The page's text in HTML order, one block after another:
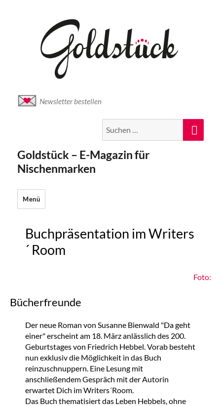
Newsletter bestellen
nach:
Goldstück – E-Magazin für
Nischenmarken
Menü
Buchpräsentation im Writers
´ Room
Foto:
Bücherfreunde
Der neue Roman von Susanne Bienwald "Da geht
einer" erscheint am 18. März anlässlich des 200.
Geburtstages von Friedrich Hebbel. Vorab besteht
nun exklusiv die Möglichkeit in das Buch
reinzuschnuppern. Eine Lesung mit
anschließendem Gespräch mit der Autorin
erwartet Dich im Writers´Room.
Das Buch thematisiert das Leben Hebbels, ohne